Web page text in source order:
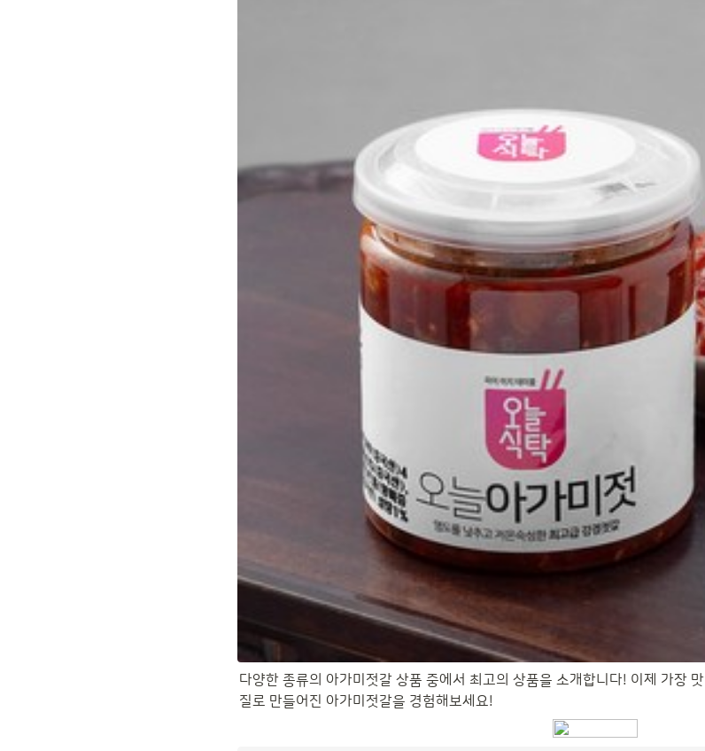
다양한 종류의 아가미젓갈 상품 중에서 최고의 상품을 소개합니다! 이제 가장
질로 만들어진 아가미젓갈을 경험해보세요!